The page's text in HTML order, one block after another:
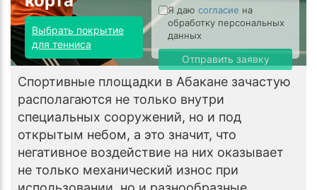
Выбрать покрытие
для тенниса
Я даю согласие на
обработку персональных
данных
Отправить заявку
Спортивные площадки в Абакане зачастую
располагаются не только внутри
специальных сооружений, но и под
открытым небом, а это значит, что
негативное воздействие на них оказывает
не только механический износ при